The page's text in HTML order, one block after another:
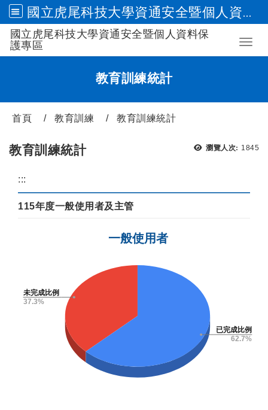
國立虎尾科技大學資通安全暨個人資料保護專區
跳到主要內容
國立虎尾科技大學資通安全暨個人資料保
護專區
教育訓練統計
首頁 教育訓練 教育訓練統計
瀏覽人次: 瀏覽
1845
教育訓練統計
:::
115年度一般使用者及主管